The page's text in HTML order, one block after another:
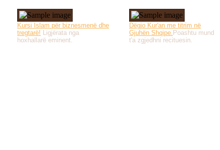
Kursi Islam për biznesmenë dhe
tregtarë! Ligjërata nga
hoxhallarë eminent.
Dëgjo Kur'an me titrim në
Gjuhën Shqipe. Poashtu mund
t'a zgjedhni recituesin.